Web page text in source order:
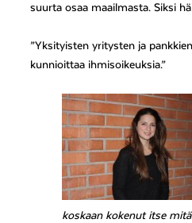
suurta osaa maailmasta. Siksi
”Yksityisten yritysten ja
kunnioittaa ihmisoikeuksia.”
koskaan kokenut itse